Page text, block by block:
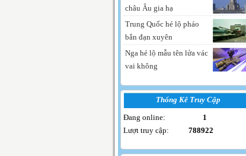
châu Âu gia hạ
Trung Quốc hé lộ pháo
bắn đạn xuyên
Nga hé lộ mẫu tên lửa vác
vai không
Thống Kê Truy Cập
Đang online: 1
Lượt truy cập: 788922